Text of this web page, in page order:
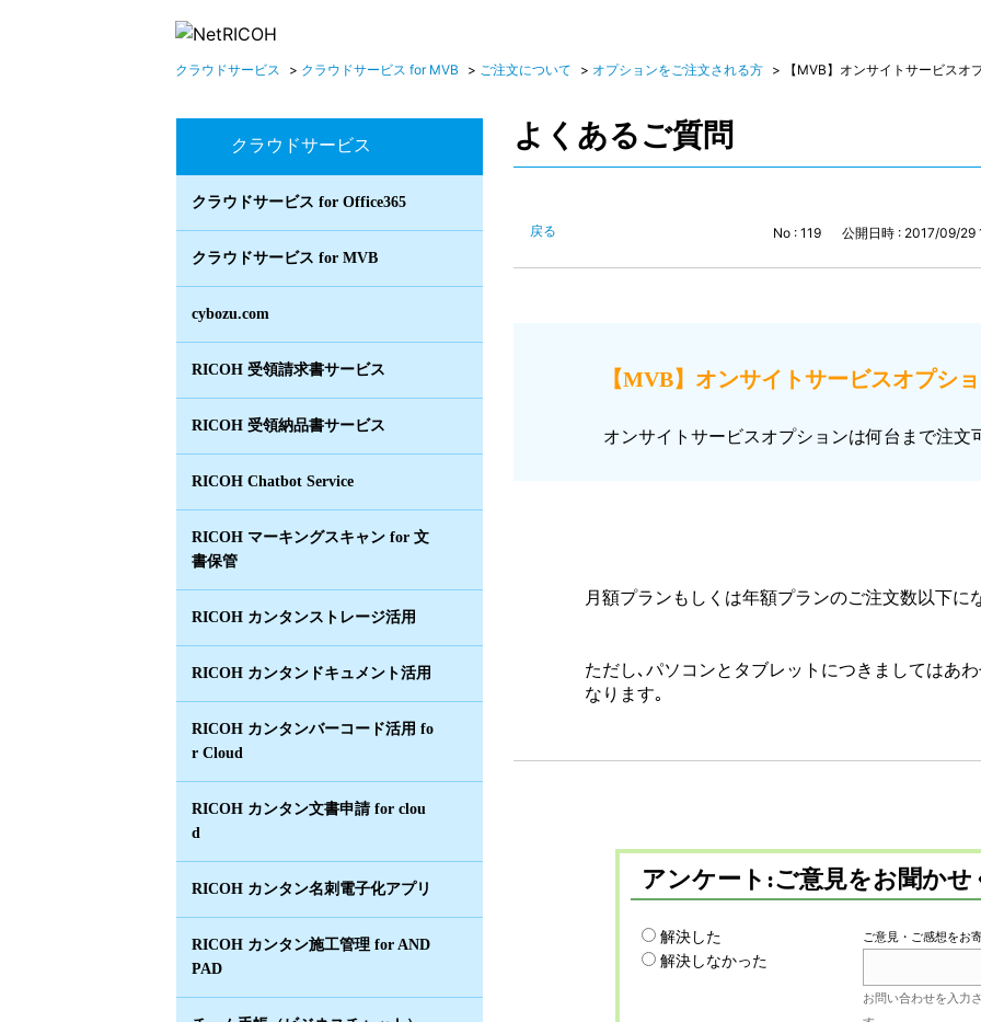
クラウドサービス > クラウドサービス for MVB > ご注文について > オプションをご注文される方 > 【MVB】オンサイトサービスオ
クラウドサービス
クラウドサービス for Office365
クラウドサービス for MVB
cybozu.com
RICOH 受領請求書サービス
RICOH 受領納品書サービス
RICOH Chatbot Service
RICOH マーキングスキャン for 文
書保管
RICOH カンタンストレージ活用
RICOH カンタンドキュメント活用
RICOH カンタンバーコード活用 fo
r Cloud
RICOH カンタン文書申請 for clou
d
RICOH カンタン名刺電子化アプリ
RICOH カンタン施工管理 for AND
PAD
よくあるご質問
戻る No : 119 公開日時 : 2017/09/29
【MVB】オンサイトサービスオプシ
オンサイトサービスオプションは何台まで注文
月額プランもしくは年額プランのご注文数以下に
ただし､パソコンとタブレットにつきましてはあ
なります｡
アンケート:ご意見をお聞かせ
解決した
解決しなかった
ご意見・ご感想をお
お問い合わせを入力